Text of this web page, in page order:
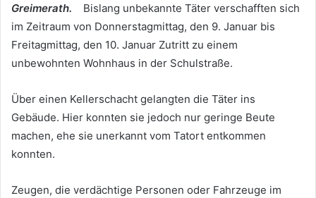
Greimerath. Bislang unbekannte Täter verschafften sich
im Zeitraum von Donnerstagmittag, den 9. Januar bis
Freitagmittag, den 10. Januar Zutritt zu einem
unbewohnten Wohnhaus in der Schulstraße.
Über einen Kellerschacht gelangten die Täter ins
Gebäude. Hier konnten sie jedoch nur geringe Beute
machen, ehe sie unerkannt vom Tatort entkommen
konnten.
Zeugen, die verdächtige Personen oder Fahrzeuge im